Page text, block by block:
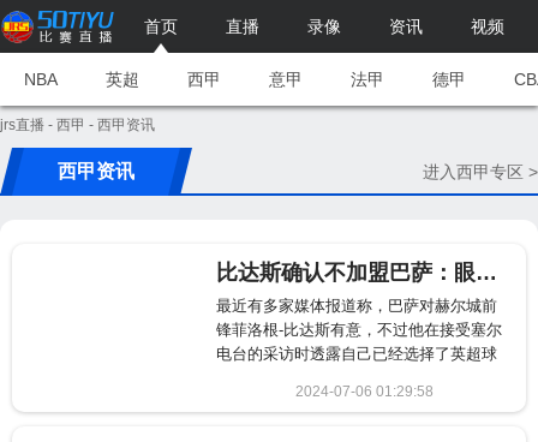
首页 直播 录像 资讯 视频
NBA 英超 西甲 意甲 法甲 德甲
jrs直播 - 西甲 - 西甲资讯
西甲资讯 进入西甲专区 >
比达斯确认不加盟巴萨：眼前最明确的选择就是英超的报价
最近有多家媒体报道称，巴萨对赫尔城前
锋菲洛根-比达斯有意，不过他在接受塞尔
电台的采访时透露自己已经选择了英超球
什么你选择了英超联赛的报价？“我并没有
2024-07-06 01:29:58
1191